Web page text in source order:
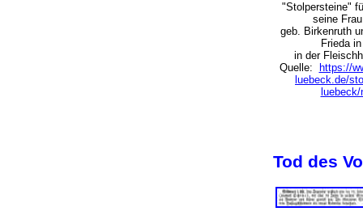
"Stolpersteine"
seine
geb. Birkenruth
Frieda
in der
Quelle:
https://
luebeck.de/
Tod des